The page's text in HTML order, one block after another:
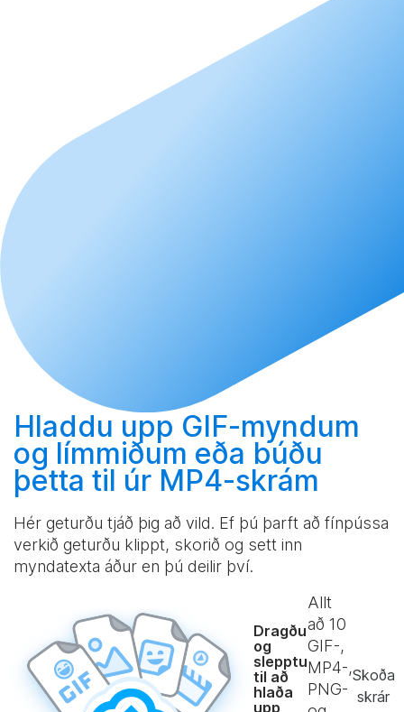
Hladdu upp GIF-myndum
og límmiðum eða búðu
þetta til úr MP4-skrám
Hér geturðu tjáð þig að vild. Ef þú þarft að fínpússa
verkið geturðu klippt, skorið og sett inn
myndatexta áður en þú deilir því.
Dragðu
og
slepptu
til að
hlaða
upp
Allt
að 10
GIF-,
MP4-,
PNG-
Skoða
skrár